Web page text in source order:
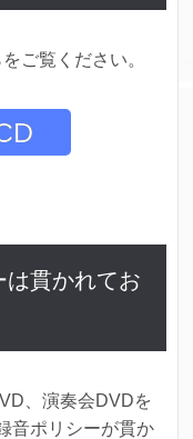
ご覧ください。
は貫かれてお
、演奏会DVDを
音ポリシーが貫か